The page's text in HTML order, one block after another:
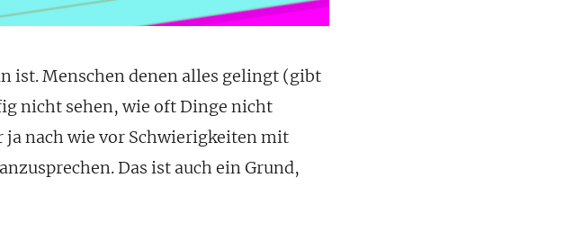
ist. Menschen denen alles gelingt (gibt
nicht sehen, wie oft Dinge nicht
ja nach wie vor Schwierigkeiten mit
Das ist auch ein Grund,